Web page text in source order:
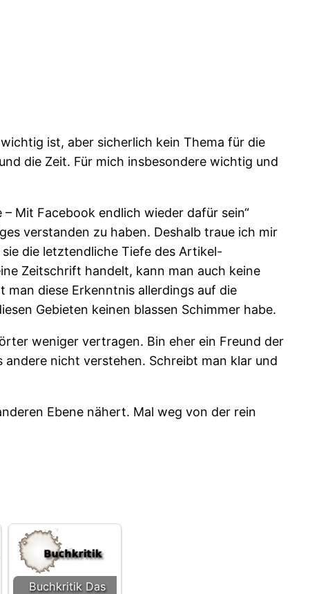
ist, aber sicherlich kein Thema für die
die Zeit. Für mich insbesondere wichtig und
Mit Facebook endlich wieder dafür sein“
verstanden zu haben. Deshalb traue ich mir
die letztendliche Tiefe des Artikel-
Zeitschrift handelt, kann man auch keine
diese Erkenntnis allerdings auf die
Gebieten keinen blassen Schimmer habe.
weniger vertragen. Bin eher ein Freund der
nicht verstehen. Schreibt man klar und
Ebene nähert. Mal weg von der rein
Buchkritik Das